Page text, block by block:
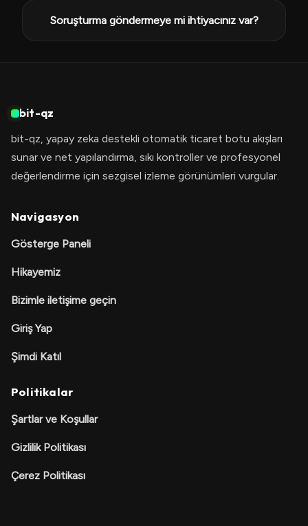
Soruşturma göndermeye mi ihtiyacınız var?
bit-qz
bit-qz, yapay zeka destekli otomatik ticaret botu akışları
sunar ve net yapılandırma, sıkı kontroller ve profesyonel
değerlendirme için sezgisel izleme görünümleri vurgular.
Navigasyon
Gösterge Paneli
Hikayemiz
Bizimle iletişime geçin
Giriş Yap
Şimdi Katıl
Politikalar
Şartlar ve Koşullar
Gizlilik Politikası
Çerez Politikası